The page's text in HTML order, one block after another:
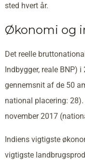
sted hvert år.
Økonomi og
Det reelle
Indbygger, reale BNP)
gennemsnit af de 50
national placering:
november 2017
Indiens vigtigste
vigtigste